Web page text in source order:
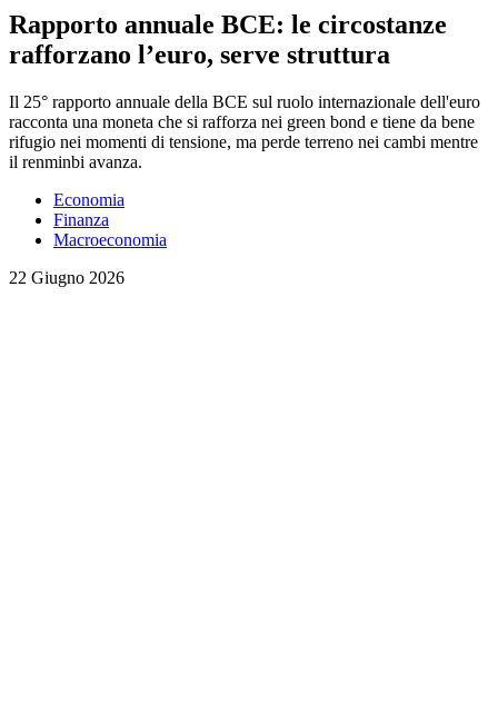
Rapporto annuale BCE: le circostanze
rafforzano l’euro, serve struttura
Il 25° rapporto annuale della BCE sul ruolo internazionale dell'euro
racconta una moneta che si rafforza nei green bond e tiene da bene
rifugio nei momenti di tensione, ma perde terreno nei cambi mentre
il renminbi avanza.
Economia
Finanza
Macroeconomia
22 Giugno 2026